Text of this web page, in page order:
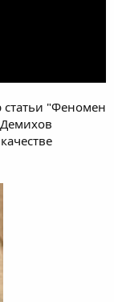
статьи "Феномен